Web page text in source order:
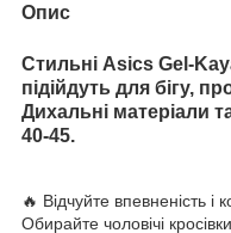
Опис
Стильні Asics Gel-
підійдуть для бігу,
Дихальні матеріали
40-45.
🔥 Відчуйте впевненість
Обирайте чоловічі кросівки